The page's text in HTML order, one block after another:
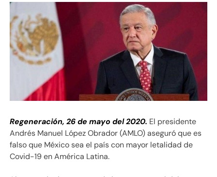
Regeneración, 26 de mayo del 2020. El presidente
Andrés Manuel López Obrador (AMLO) aseguró que es
falso que México sea el país con mayor letalidad de
Covid-19 en América Latina.